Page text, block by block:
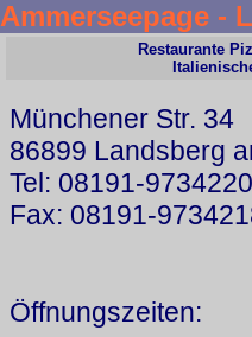
Ammerseepage -
Restaurante
Münchener Str. 34
86899 Landsberg
Tel: 08191-9734220
Fax: 08191-
Öffnungszeiten: